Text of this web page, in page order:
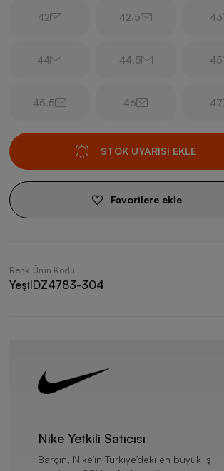
42 42.5 43
44 44.5 45
45.5 46 47
STOK UYARISI EKLE
Favorilere ekle
Renk
Yeşil
Ürün Kodu
DZ4783-304
Nike Yetkili Satıcısı
Barçın, Nike’ın Türkiye’deki en büyük iş